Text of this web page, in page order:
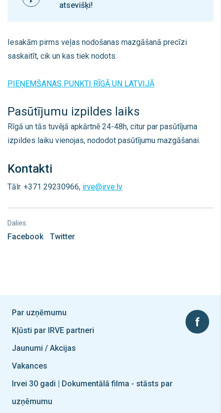
atsevišķi!
Iesakām pirms veļas nodošanas mazgāšanā precīzi
saskaitīt, cik un kas tiek nodots.
PIEŅEMŠANAS PUNKTI RĪGĀ UN LATVIJĀ
Pasūtījumu izpildes laiks
Rīgā un tās tuvējā apkārtnē 24-48h, citur par pasūtījuma
izpildes laiku vienojas, nododot pasūtījumu mazgāšanai.
Kontakti
Tālr. +371 29230966, irve@irve.lv
Dalies:
Facebook Twitter
Par uzņēmumu
Kļūsti par IRVE partneri
Jaunumi / Akcijas
Vakances
Irvei 30 gadi | Dokumentālā filma - stāsts par
uzņēmumu